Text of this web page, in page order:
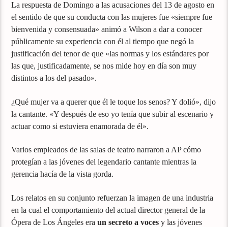
La respuesta de Domingo a las acusaciones del 13 de agosto en
el sentido de que su conducta con las mujeres fue «siempre fue
bienvenida y consensuada» animó a Wilson a dar a conocer
públicamente su experiencia con él al tiempo que negó la
justificación del tenor de que «las normas y los estándares por
las que, justificadamente, se nos mide hoy en día son muy
distintos a los del pasado».
¿Qué mujer va a querer que él le toque los senos? Y dolió», dijo
la cantante. «Y después de eso yo tenía que subir al escenario y
actuar como si estuviera enamorada de él».
Varios empleados de las salas de teatro narraron a AP cómo
protegían a las jóvenes del legendario cantante mientras la
gerencia hacía de la vista gorda.
Los relatos en su conjunto refuerzan la imagen de una industria
en la cual el comportamiento del actual director general de la
Ópera de Los Ángeles eraun secreto a voces y las jóvenes